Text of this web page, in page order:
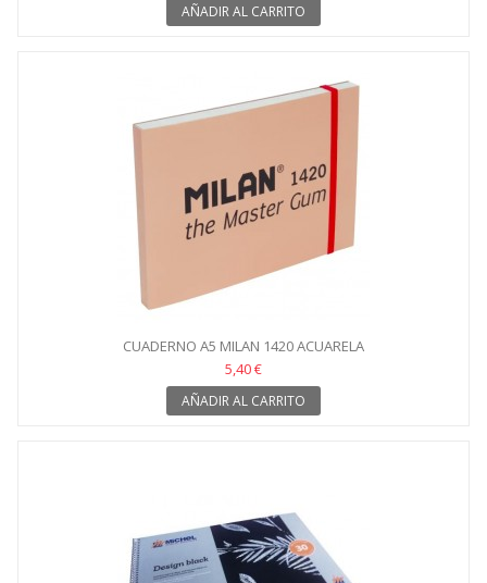
AÑADIR AL CARRITO
CUADERNO A5 MILAN 1420 ACUARELA
5,40 €
AÑADIR AL CARRITO